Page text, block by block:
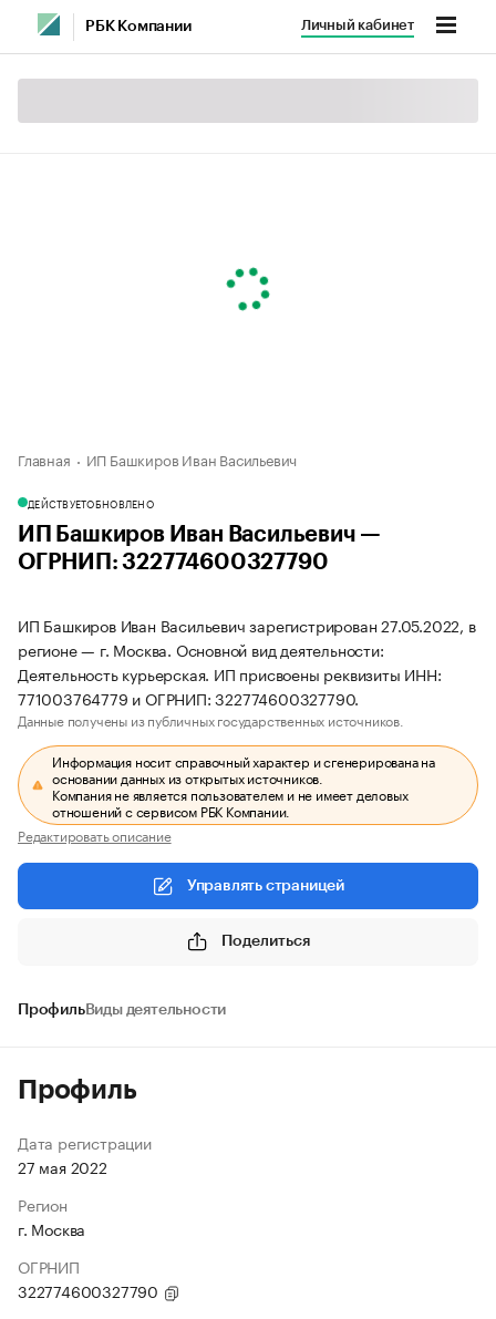
РБК Компании Личный кабинет
Главная ИП Башкиров Иван Васильевич
ДЕЙСТВУЕТОБНОВЛЕНО
ИП Башкиров Иван Васильевич —
ОГРНИП: 322774600327790
ИП Башкиров Иван Васильевич зарегистрирован 27.05.2022, в
регионе — г. Москва. Основной вид деятельности:
Деятельность курьерская. ИП присвоены реквизиты ИНН:
771003764779 и ОГРНИП: 322774600327790.
Данные получены из публичных государственных источников.
Информация носит справочный характер и сгенерирована на
основании данных из открытых источников.
Компания не является пользователем и не имеет деловых
отношений с сервисом РБК Компании.
Редактировать описание
Управлять страницей
Поделиться
ПрофильВиды деятельности
Профиль
Дата регистрации
27 мая 2022
Регион
г. Москва
ОГРНИП
322774600327790